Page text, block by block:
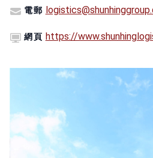
電郵
網頁 https://